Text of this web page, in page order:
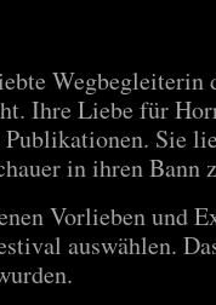
Wegbegleiterin
Ihre Liebe für
Sie
in ihren Bann
Vorlieben und
auswählen.